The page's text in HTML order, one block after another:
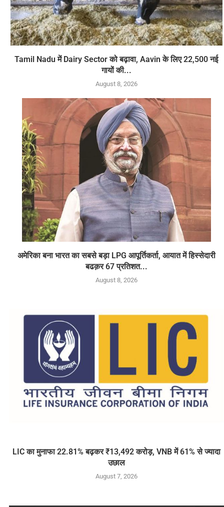
Tamil Nadu में Dairy Sector को बढ़ावा, Aavin के लिए 22,500 नई
गायों की...
August 8, 2026
अमेरिका बना भारत का सबसे बड़ा LPG आपूर्तिकर्ता, आयात में हिस्सेदारी
बढक़र 67 प्रतिशत...
August 8, 2026
LIC का मुनाफा 22.81% बढ़कर ₹13,492 करोड़, VNB में 61% से ज्यादा
उछाल
August 7, 2026